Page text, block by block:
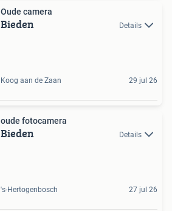
Oude camera
Bieden Details
Koog aan de Zaan 29 jul 26
oude fotocamera
Bieden Details
's-Hertogenbosch 27 jul 26